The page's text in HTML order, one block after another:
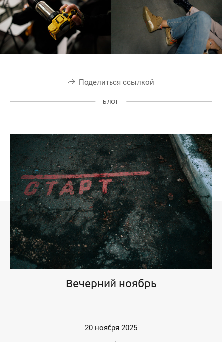
Поделиться ссылкой
БЛОГ
Вечерний ноябрь
20 ноября 2025